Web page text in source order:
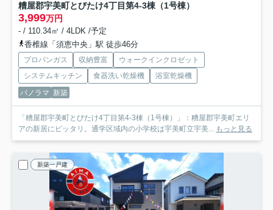
糟屋郡宇美町とびたけ4丁目第4-3棟（1号棟）
3,999万円
- / 110.34㎡ / 4LDK /予定
香椎線「須恵中央」駅 徒歩46分
プロパンガス 収納豊富
ウォークインクロゼット
システムキッチン
食器洗い乾燥機
浴室乾燥機
パノラマ 新築
「糟屋郡宇美町とびたけ4丁目第4-3棟（1号棟）」：糟屋郡宇美町エリ
アの新居にピッタリ。通学区域内の小学校は宇美町立宇美... もっと見る
新築一戸建